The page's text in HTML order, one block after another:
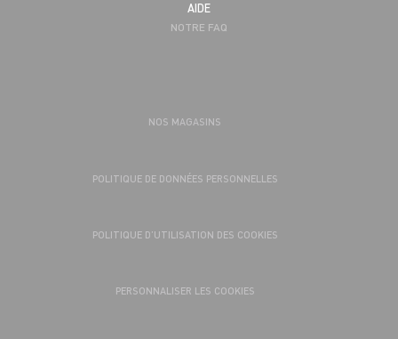
AIDE
NOTRE FAQ
NOS MAGASINS
POLITIQUE DE DONNÉES PERSONNELLES
POLITIQUE D’UTILISATION DES COOKIES
PERSONNALISER LES COOKIES